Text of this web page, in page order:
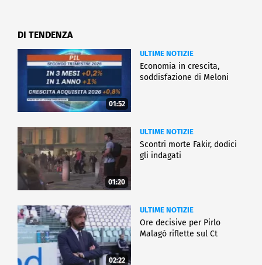
DI TENDENZA
01:52
ULTIME NOTIZIE
Economia in crescita,
soddisfazione di Meloni
01:20
ULTIME NOTIZIE
Scontri morte Fakir, dodici
gli indagati
02:22
ULTIME NOTIZIE
Ore decisive per Pirlo
Malagò riflette sul Ct